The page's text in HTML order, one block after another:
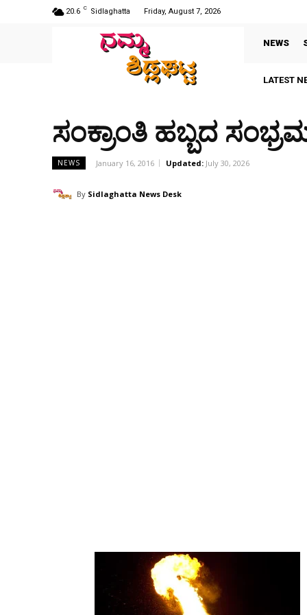
20.6 C Sidlaghatta Friday, August 7, 2026
NEWS
LATEST
ಸಂಕ್ರಾಂತಿ ಹಬ್ಬದ
NEWS January 16, 2016 Updated: July 30, 2026
By Sidlaghatta News Desk